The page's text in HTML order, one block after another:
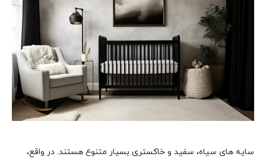
سایه های سیاه، سفید و خاکستری بسیار متنوع هستند. در واقع،